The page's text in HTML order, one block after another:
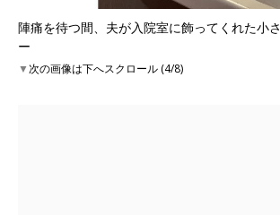
陣痛を待つ間、夫が入院室に飾ってくれた小
ー
▼次の画像は下へスクロール (4/8)